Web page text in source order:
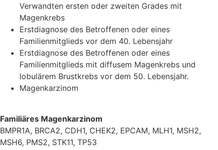
Verwandten ersten oder zweiten Grades mit
Magenkrebs
Erstdiagnose des Betroffenen oder eines
Familienmitglieds vor dem 40. Lebensjahr
Erstdiagnose des Betroffenen oder eines
Familienmitglieds mit diffusem Magenkrebs und
lobulärem Brustkrebs vor dem 50. Lebensjahr.
Magenkarzinom
Familiäres Magenkarzinom
BMPR1A, BRCA2, CDH1, CHEK2, EPCAM, MLH1, MSH2,
MSH6, PMS2, STK11, TP53